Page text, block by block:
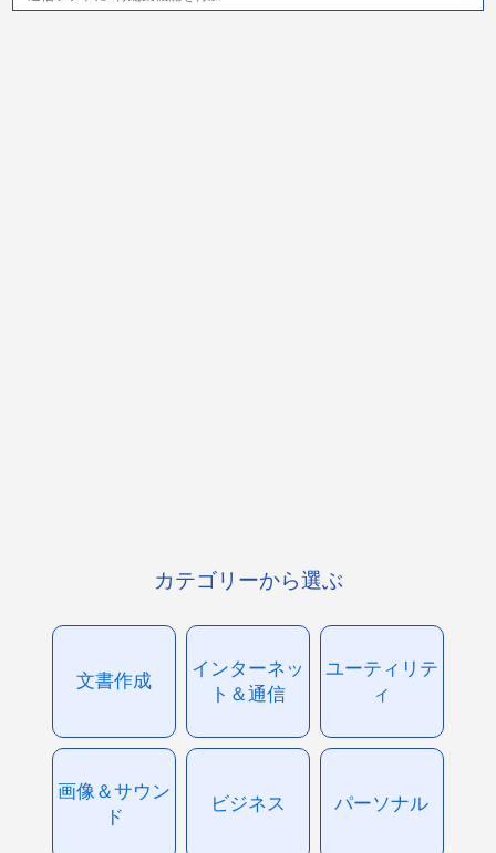
カテゴリーから選ぶ
文書作成
インターネッ
ト＆通信
ユーティリテ
ィ
画像＆サウン
ド
ビジネス パーソナル